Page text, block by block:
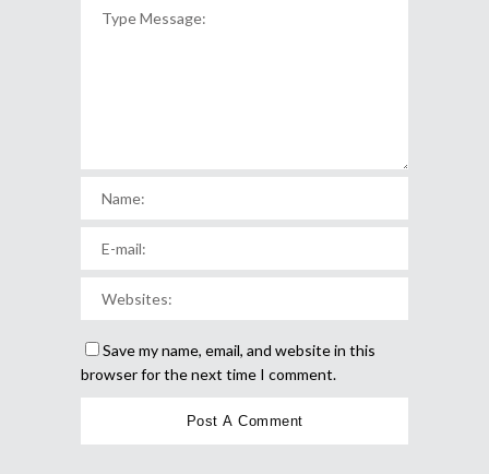
Save my name, email, and website in this
browser for the next time I comment.